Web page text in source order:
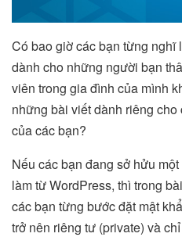
Có bao giờ các bạn từng nghĩ
dành cho những người bạn
viên trong gia đình của mình
những bài viết dành riêng
của các bạn?
Nếu các bạn đang sở hửu
làm từ WordPress, thì trong
các bạn từng bước đặt mật
trở nên riêng tư (private) và